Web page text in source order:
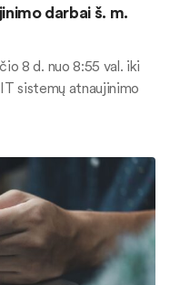
darbai š. m.
8 d. nuo 8:55 val. iki
sistemų atnaujinimo